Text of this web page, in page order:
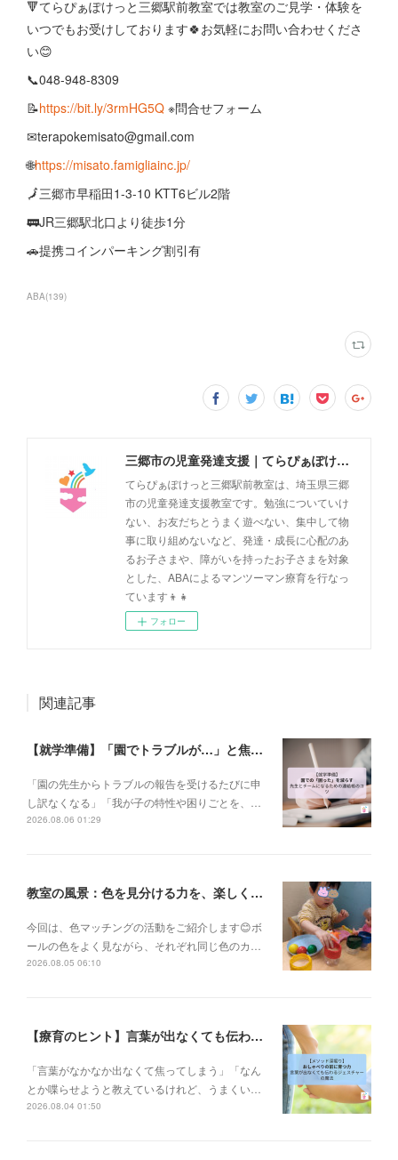
🔻てらぴぁぽけっと三郷駅前教室では教室のご見学・体験を
いつでもお受けしております🍀お気軽にお問い合わせくださ
い😊
📞048-948-8309
📝https://bit.ly/3rmHG5Q ※問合せフォーム
✉terapokemisato@gmail.com
🌐https://misato.famigliainc.jp/
🗾三郷市早稲田1-3-10 KTT6ビル2階
🚃JR三郷駅北口より徒歩1分
🚗提携コインパーキング割引有
ABA(139)
三郷市の児童発達支援｜てらぴぁぽけっと三郷駅前教室
てらぴぁぽけっと三郷駅前教室は、埼玉県三郷
市の児童発達支援教室です。勉強についていけ
ない、お友だちとうまく遊べない、集中して物
事に取り組めないなど、発達・成長に心配のあ
るお子さまや、障がいを持ったお子さまを対象
とした、ABAによるマンツーマン療育を行なっ
ています👦👧
フォロー
関連記事
【就学準備】「園でトラブルが…」と焦る前に。先生とチームになるための連絡帳の書き方✨
「園の先生からトラブルの報告を受けるたびに申
し訳なくなる」「我が子の特性や困りごとを、…
2026.08.06 01:29
教室の風景：色を見分ける力を、楽しく育てています🎨
今回は、色マッチングの活動をご紹介します😊ボ
ールの色をよく見ながら、それぞれ同じ色のカ…
2026.08.05 06:10
【療育のヒント】言葉が出なくても伝わる！身振り手振りで育むコミュニケーションの土台✨
「言葉がなかなか出なくて焦ってしまう」「なん
とか喋らせようと教えているけれど、うまくい…
2026.08.04 01:50